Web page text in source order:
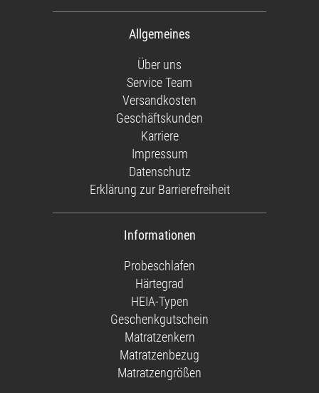
Allgemeines
Über uns
Service Team
Versandkosten
Geschäftskunden
Karriere
Impressum
Datenschutz
Erklärung zur Barrierefreiheit
Informationen
Probeschlafen
Härtegrad
HEIA-Typen
Geschenkgutschein
Matratzenkern
Matratzenbezug
Matratzengrößen